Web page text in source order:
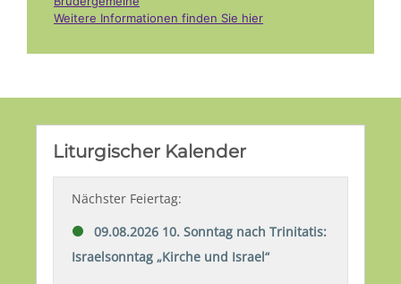
Weitere Informationen finden Sie hier